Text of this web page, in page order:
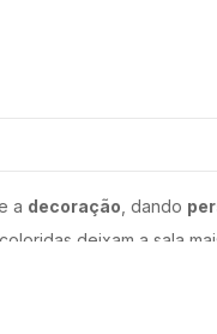
Cadastrar
a decoração , dando
deixam a sala
para que ela fique